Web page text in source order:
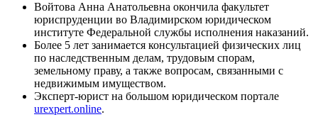
Войтова Анна Анатольевна окончила факультет
юриспруденции во Владимирском юридическом
институте Федеральной службы исполнения наказаний.
Более 5 лет занимается консультацией физических лиц
по наследственным делам, трудовым спорам,
земельному праву, а также вопросам, связанными с
недвижимым имуществом.
Эксперт-юрист на большом юридическом портале
urexpert.online.